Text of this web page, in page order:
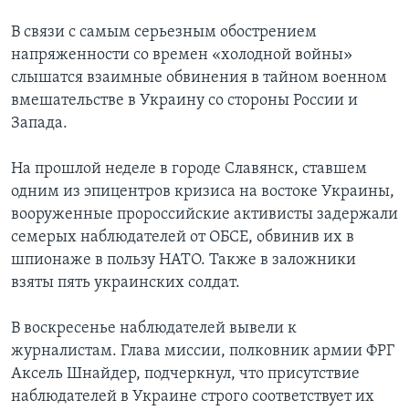
В связи с самым серьезным обострением
напряженности со времен «холодной войны»
слышатся взаимные обвинения в тайном военном
вмешательстве в Украину со стороны России и
Запада.
На прошлой неделе в городе Славянск, ставшем
одним из эпицентров кризиса на востоке Украины,
вооруженные пророссийские активисты задержали
семерых наблюдателей от ОБСЕ, обвинив их в
шпионаже в пользу НАТО. Также в заложники
взяты пять украинских солдат.
В воскресенье наблюдателей вывели к
журналистам. Глава миссии, полковник армии ФРГ
Аксель Шнайдер, подчеркнул, что присутствие
наблюдателей в Украине строго соответствует их